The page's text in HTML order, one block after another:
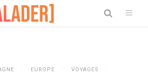
EUROPE VOYAGES